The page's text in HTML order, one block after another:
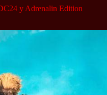
y Adrenalin Edition